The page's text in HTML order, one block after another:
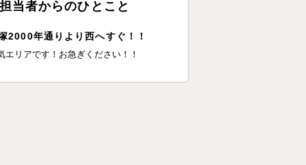
担当者からのひとこと
2000年通りより西へすぐ！！
エリアです！お急ぎください！！